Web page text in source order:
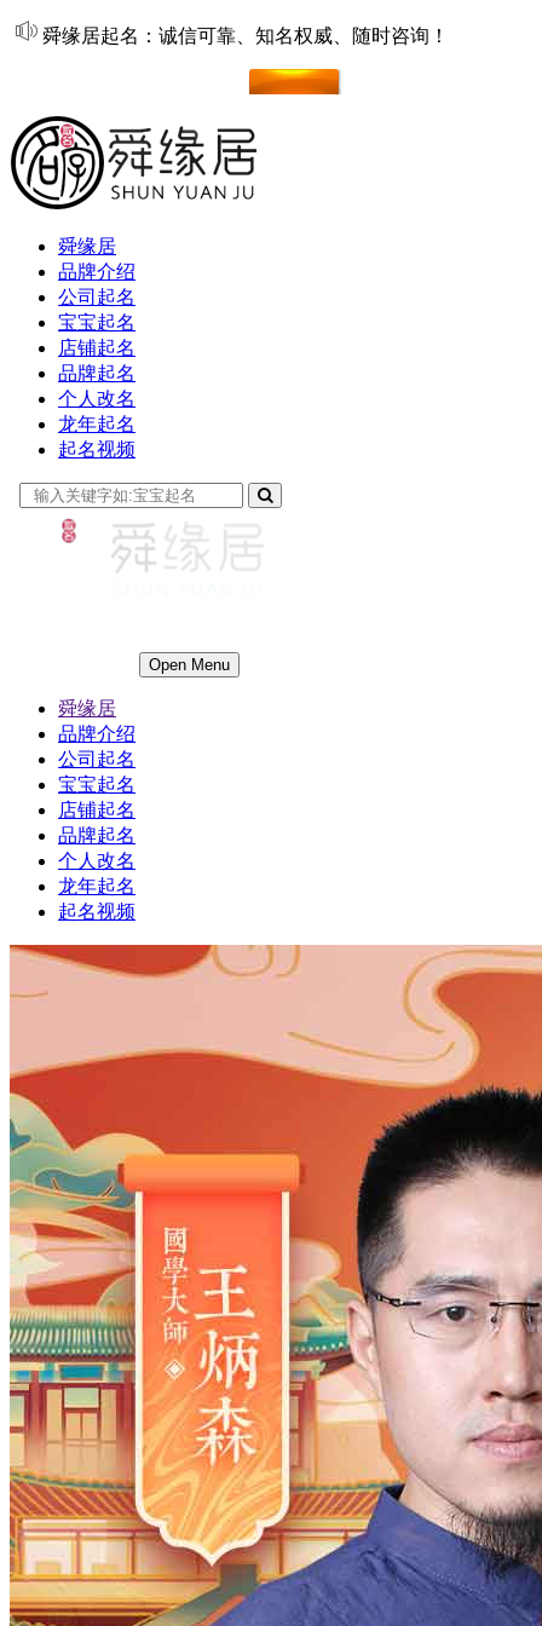
舜缘居起名：诚信可靠、知名权威、随时咨询！
舜缘居
品牌介绍
公司起名
宝宝起名
店铺起名
品牌起名
个人改名
龙年起名
起名视频
Open Menu
舜缘居
品牌介绍
公司起名
宝宝起名
店铺起名
品牌起名
个人改名
龙年起名
起名视频